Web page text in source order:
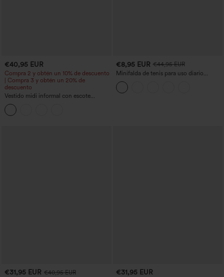
€40,95 EUR
Compra 2 y obtén un 10% de descuento
| Compra 3 y obtén un 20% de
descuento
Vestido midi informal con escote
redondo, sujetador integrado, sin
mangas y bajo con volantes
€8,95 EUR €44,95 EUR
Minifalda de tenis para uso diario
SoftlyZero™ Airy Crossover 2 en 1 con
bolsillo lateral InstantCool - Lucid
€31,95 EUR €40,95 EUR
€31,95 EUR